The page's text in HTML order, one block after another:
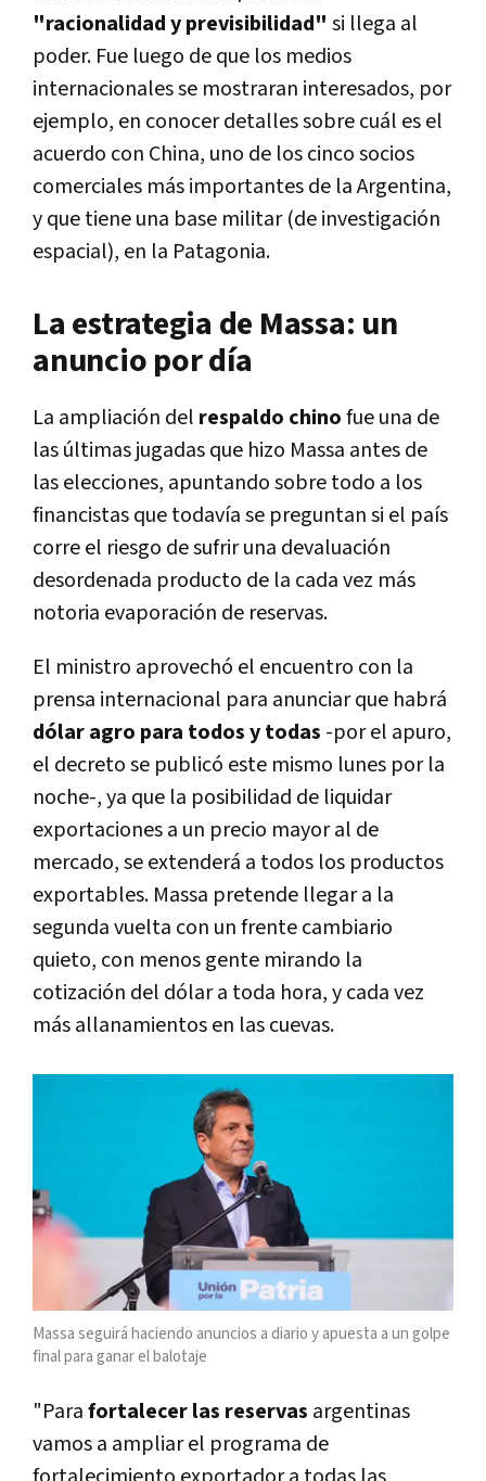
"racionalidad y previsibilidad" si llega al
poder. Fue luego de que los medios
internacionales se mostraran interesados, por
ejemplo, en conocer detalles sobre cuál es el
acuerdo con China, uno de los cinco socios
comerciales más importantes de la Argentina,
y que tiene una base militar (de investigación
espacial), en la Patagonia.
La estrategia de Massa: un
anuncio por día
La ampliación del respaldo chinofue una de
las últimas jugadas que hizo Massa antes de
las elecciones, apuntando sobre todo a los
financistas que todavía se preguntan si el país
corre el riesgo de sufrir una devaluación
desordenada producto de la cada vez más
notoria evaporación de reservas.
El ministro aprovechó el encuentro con la
prensa internacional para anunciar que habrá
dólar agro para todos y todas -por el apuro,
el decreto se publicó este mismo lunes por la
noche-, ya que la posibilidad de liquidar
exportaciones a un precio mayor al de
mercado, se extenderá a todos los productos
exportables. Massa pretende llegar a la
segunda vuelta con un frente cambiario
quieto, con menos gente mirando la
cotización del dólar a toda hora, y cada vez
más allanamientos en las cuevas.
Massa seguirá haciendo anuncios a diario y apuesta a un golpe
final para ganar el balotaje
"Parafortalecer las reservas argentinas
vamos a ampliar el programa de